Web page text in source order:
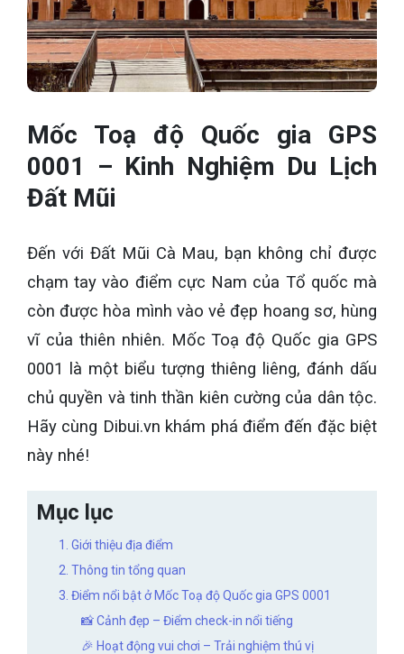
Mốc Toạ độ Quốc gia GPS
0001 – Kinh Nghiệm Du Lịch
Đất Mũi
Đến với Đất Mũi Cà Mau, bạn không chỉ được
chạm tay vào điểm cực Nam của Tổ quốc mà
còn được hòa mình vào vẻ đẹp hoang sơ, hùng
vĩ của thiên nhiên. Mốc Toạ độ Quốc gia GPS
0001 là một biểu tượng thiêng liêng, đánh dấu
chủ quyền và tinh thần kiên cường của dân tộc.
Hãy cùng Dibui.vn khám phá điểm đến đặc biệt
này nhé!
Mục lục
1. Giới thiệu địa điểm
2. Thông tin tổng quan
3. Điểm nổi bật ở Mốc Toạ độ Quốc gia GPS 0001
📸 Cảnh đẹp – Điểm check-in nổi tiếng
🎉 Hoạt động vui chơi – Trải nghiệm thú vị